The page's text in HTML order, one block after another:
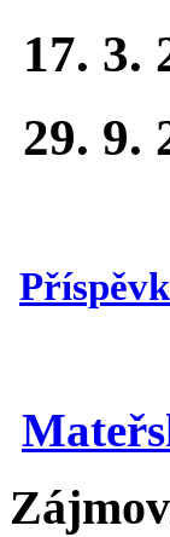
17. 3.
29. 9.